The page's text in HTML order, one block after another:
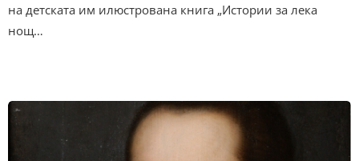
на детската им илюстрована книга „Истории за лека
нощ…